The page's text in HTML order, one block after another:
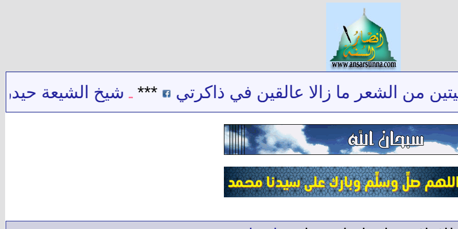
من الشعر ما زالا عالقين في ذاكرتي *** شيخ الشيعة حيدر حب